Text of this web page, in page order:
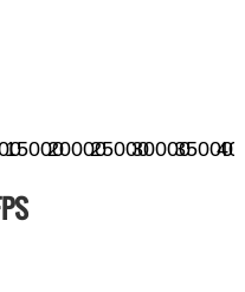
1500020000250003000035000